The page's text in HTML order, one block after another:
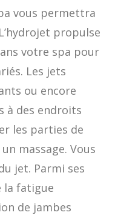
vous permettra
propulse
votre spa pour
Les jets
ou encore
à des endroits
les parties de
massage. Vous
jet. Parmi ses
la fatigue
de jambes